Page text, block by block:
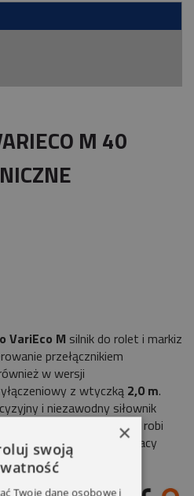
kosztów płatności
M 40
VariEco M silnik do rolet i markiz
przełącznikiem
w wersji
z wtyczką 2,0 m.
i niezawodny siłownik
warunkach. Jakość robi
gwarantuje sukces pracy
×
swoją
Twoje dane osobowe i